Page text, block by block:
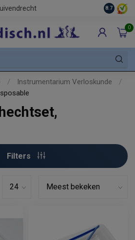
8.7
0
/ Instrumentarium Verloskunde
/
Filters